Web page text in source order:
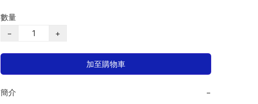
數量
−
+
加至購物車
簡介 −